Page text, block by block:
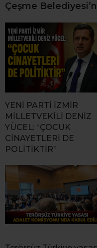
Çeşme
YENİ PARTİ İZMİR
MİLLETVEKİLİ DENİZ
YÜCEL: “ÇOCUK
CİNAYETLERİ DE
POLİTİKTİR”